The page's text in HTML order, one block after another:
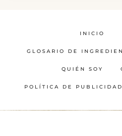
INICIO
GLOSARIO DE
QUIÉN SOY
POLÍTICA DE